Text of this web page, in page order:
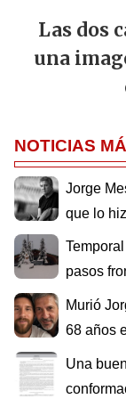
Las dos
una
NOTICIAS
Jorge
que lo
pasos
Murió
68 años
Una